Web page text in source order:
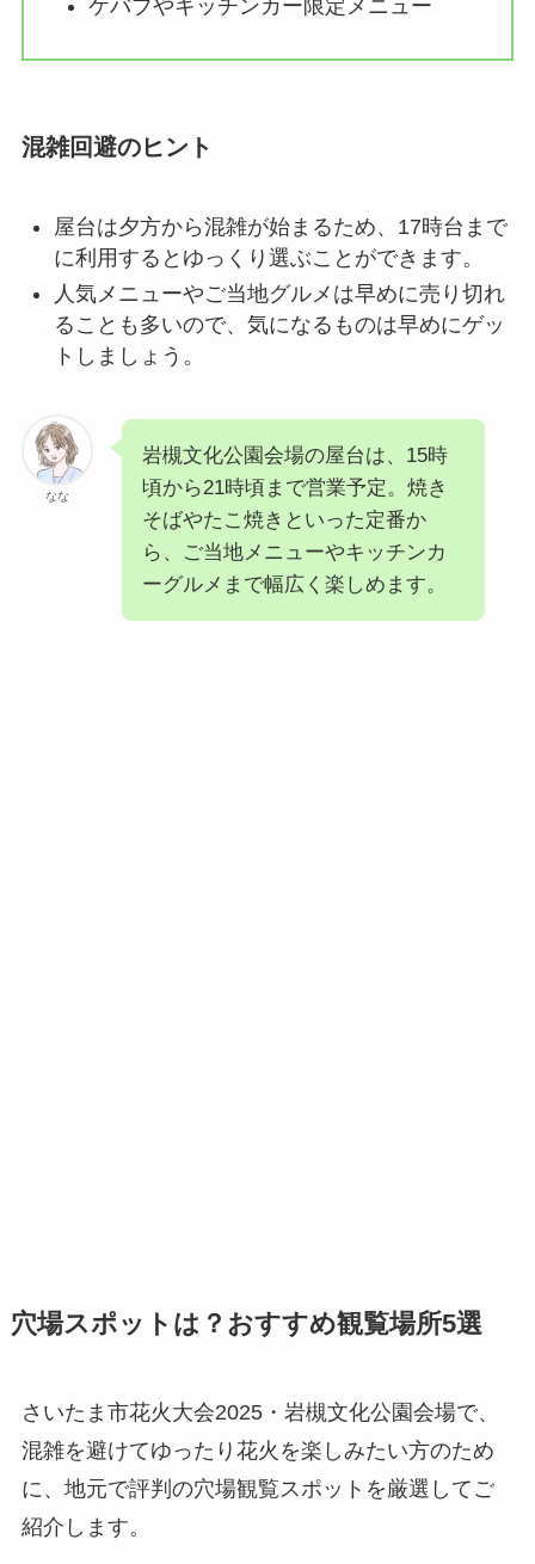
ケバブやキッチンカー限定メニュー
混雑回避のヒント
屋台は夕方から混雑が始まるため、17時台まで
に利用するとゆっくり選ぶことができます。
人気メニューやご当地グルメは早めに売り切れ
ることも多いので、気になるものは早めにゲッ
トしましょう。
なな
岩槻文化公園会場の屋台は、15時
頃から21時頃まで営業予定。焼き
そばやたこ焼きといった定番か
ら、ご当地メニューやキッチンカ
ーグルメまで幅広く楽しめます。
穴場スポットは？おすすめ観覧場所5選
さいたま市花火大会2025・岩槻文化公園会場で、
混雑を避けてゆったり花火を楽しみたい方のため
に、地元で評判の穴場観覧スポットを厳選してご
紹介します。